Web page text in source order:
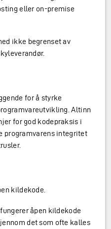
eller on-premise
ikke begrenset av
for å styrke
Altinn
for god kodepraksis i
programvarens integritet
kildekode.
åpen kildekode
det som ofte kalles